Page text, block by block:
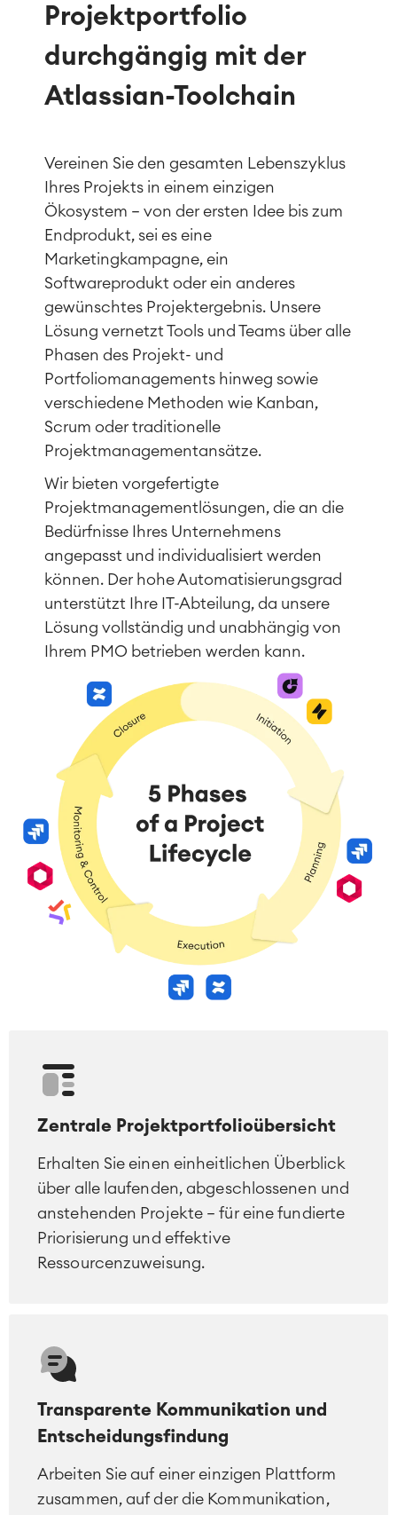
Projektportfolio
durchgängig mit der
Atlassian-Toolchain
Vereinen Sie den gesamten Lebenszyklus
Ihres Projekts in einem einzigen
Ökosystem – von der ersten Idee bis zum
Endprodukt, sei es eine
Marketingkampagne, ein
Softwareprodukt oder ein anderes
gewünschtes Projektergebnis. Unsere
Lösung vernetzt Tools und Teams über alle
Phasen des Projekt- und
Portfoliomanagements hinweg sowie
verschiedene Methoden wie Kanban,
Scrum oder traditionelle
Projektmanagementansätze.
Wir bieten vorgefertigte
Projektmanagementlösungen, die an die
Bedürfnisse Ihres Unternehmens
angepasst und individualisiert werden
können. Der hohe Automatisierungsgrad
unterstützt Ihre IT-Abteilung, da unsere
Lösung vollständig und unabhängig von
Ihrem PMO betrieben werden kann.
Zentrale Projektportfolioübersicht
Erhalten Sie einen einheitlichen Überblick
über alle laufenden, abgeschlossenen und
anstehenden Projekte – für eine fundierte
Priorisierung und effektive
Ressourcenzuweisung.
Transparente Kommunikation und
Entscheidungsfindung
Arbeiten Sie auf einer einzigen Plattform
zusammen, auf der die Kommunikation,